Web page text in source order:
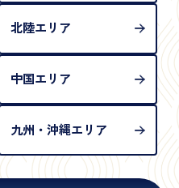
北陸エリア
中国エリア
九州・沖縄エリア